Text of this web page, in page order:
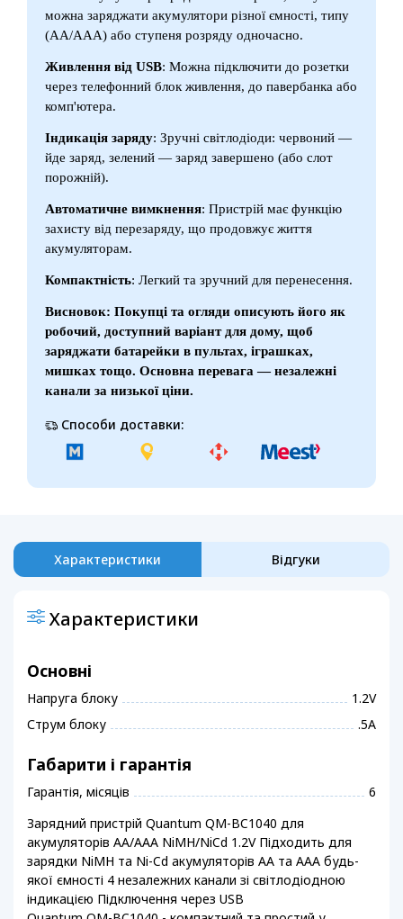
можна заряджати акумулятори різної ємності, типу
(AA/AAA) або ступеня розряду одночасно.
Живлення від USB: Можна підключити до розетки
через телефонний блок живлення, до павербанка або
комп'ютера.
Індикація заряду: Зручні світлодіоди: червоний —
йде заряд, зелений — заряд завершено (або слот
порожній).
Автоматичне вимкнення: Пристрій має функцію
захисту від перезаряду, що продовжує життя
акумуляторам.
Компактність: Легкий та зручний для перенесення.
Висновок: Покупці та огляди описують його як
робочий, доступний варіант для дому, щоб
заряджати батарейки в пультах, іграшках,
мишках тощо. Основна перевага — незалежні
канали за низької ціни.
Способи доставки:
Характеристики Відгуки
Характеристики
Основні
Напруга блоку
1.2V
Струм блоку
.5А
Габарити і гарантія
Гарантія, місяців
6
Зарядний пристрій Quantum QM-BC1040 для
акумуляторів AA/AAA NiMH/NiCd 1.2V Підходить для
зарядки NiMH та Ni-Cd акумуляторів АА та ААА будь-
якої ємності 4 незалежних канали зі світлодіодною
індикацією Підключення через USB